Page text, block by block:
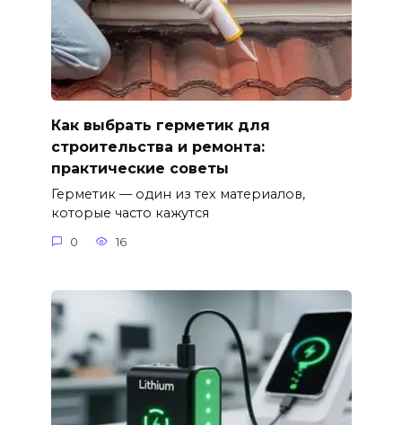
Как выбрать герметик для
строительства и ремонта:
практические советы
Герметик — один из тех материалов,
которые часто кажутся
0 16